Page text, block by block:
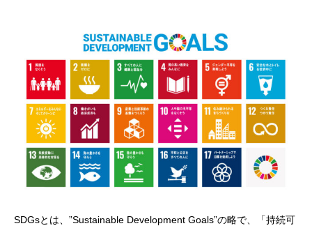
SDGsとは、”Sustainable Development Goals”の略で、「持続可